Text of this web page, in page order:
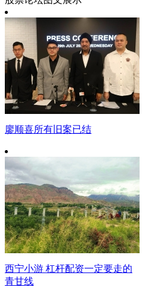
廖顺喜所有旧案已结
西宁小游 杠杆配资一定要走的
青甘线